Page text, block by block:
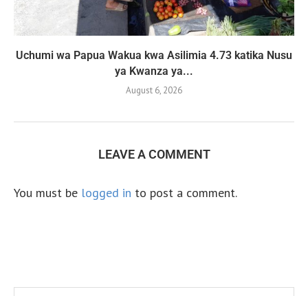
Uchumi wa Papua Wakua kwa Asilimia 4.73 katika Nusu
ya Kwanza ya...
August 6, 2026
LEAVE A COMMENT
You must be logged in to post a comment.